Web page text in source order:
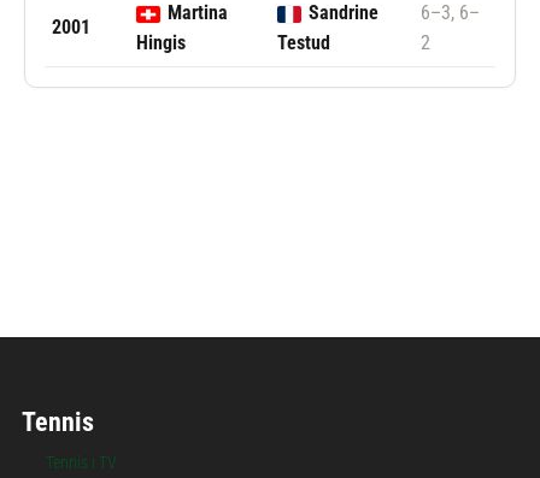
2001
Martina
Hingis
Sandrine
Testud
6–3, 6–
2
Tennis
Tennis i TV